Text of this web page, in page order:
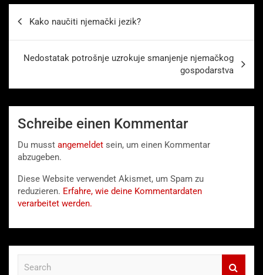
Kako naučiti njemački jezik?
Nedostatak potrošnje uzrokuje smanjenje njemačkog
gospodarstva
Schreibe einen Kommentar
Du musst angemeldet sein, um einen Kommentar
abzugeben.
Diese Website verwendet Akismet, um Spam zu
reduzieren. Erfahre, wie deine Kommentardaten
verarbeitet werden.